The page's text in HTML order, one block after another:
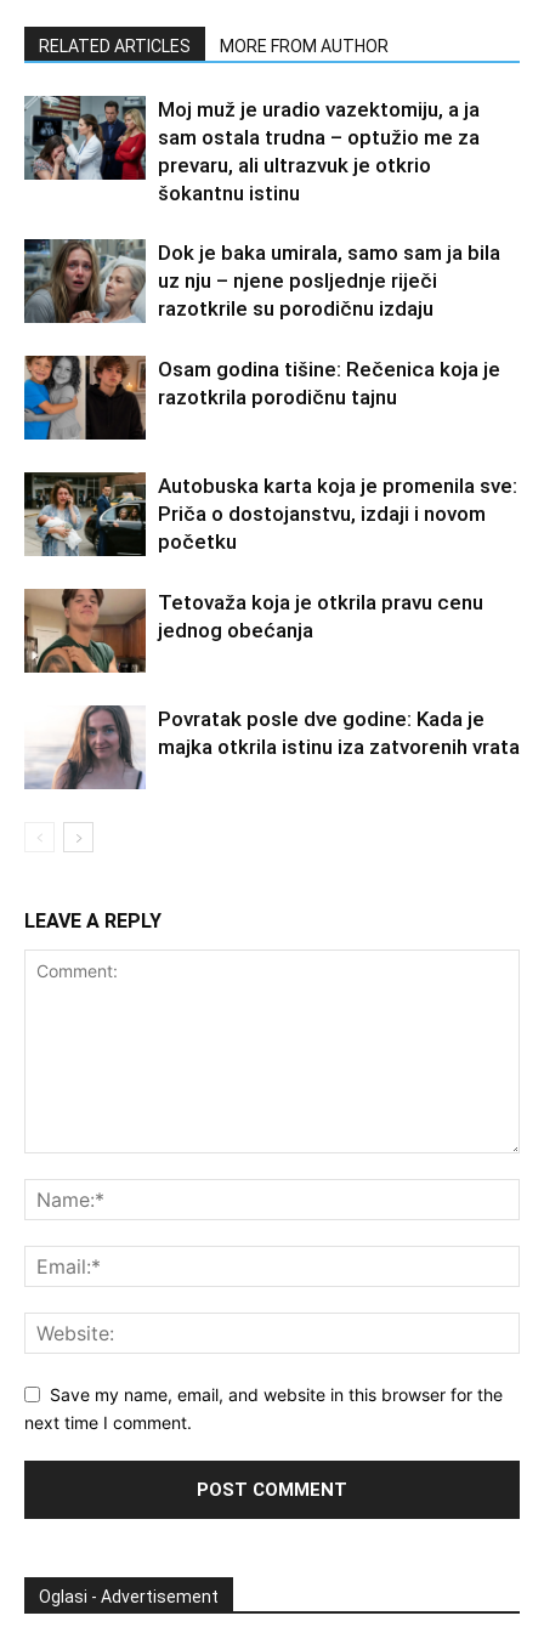
RELATED ARTICLES MORE FROM AUTHOR
Moj muž je uradio vazektomiju, a ja
sam ostala trudna – optužio me za
prevaru, ali ultrazvuk je otkrio
šokantnu istinu
Dok je baka umirala, samo sam ja bila
uz nju – njene posljednje riječi
razotkrile su porodičnu izdaju
Osam godina tišine: Rečenica koja je
razotkrila porodičnu tajnu
Autobuska karta koja je promenila sve:
Priča o dostojanstvu, izdaji i novom
početku
Tetovaža koja je otkrila pravu cenu
jednog obećanja
Povratak posle dve godine: Kada je
majka otkrila istinu iza zatvorenih vrata
LEAVE A REPLY
Save my name, email, and website in this browser for the
next time I comment.
Oglasi - Advertisement